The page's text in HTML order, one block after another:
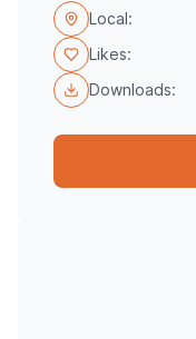
Local:
Likes:
Downloads: